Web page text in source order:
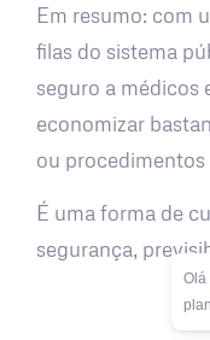
Em resumo: com
filas do sistema
seguro a médicos
economizar
ou procedimentos
É uma forma de
segurança,
Olá